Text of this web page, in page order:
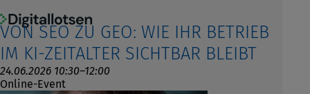
VON SEO ZU GEO: WIE IHR BETRIEB
IM KI-ZEITALTER SICHTBAR BLEIBT
24.06.2026 10:30–12:00
Online-Event